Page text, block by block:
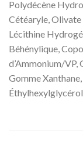
Polydécène
Cétéaryle, Olivate
Lécithine
Béhénylique,
d’Ammonium/VP,
Gomme
Éthylhexylglycérol.